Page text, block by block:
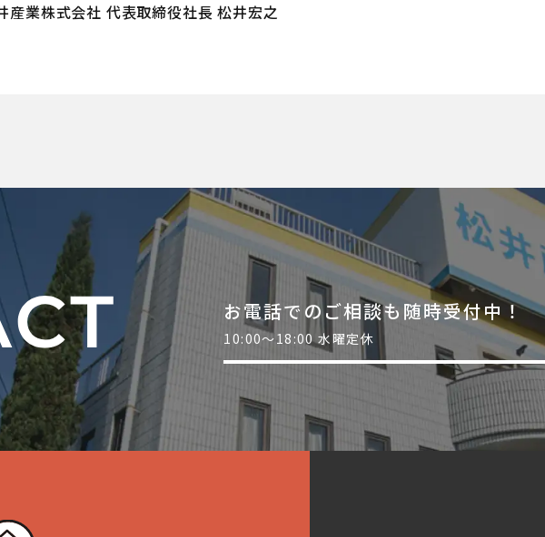
産業株式会社 代表取締役社長 松井宏之
お電話でのご相談も随時受付中！
10:00～18:00 水曜定休